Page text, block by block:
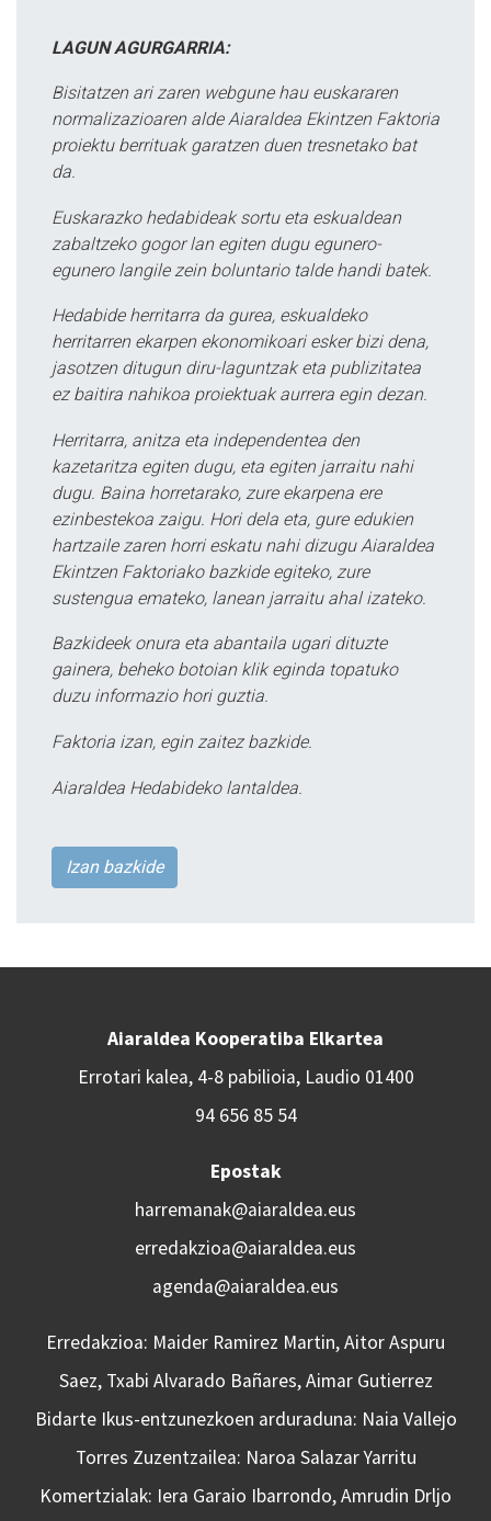
LAGUN AGURGARRIA:
Bisitatzen ari zaren webgune hau euskararen
normalizazioaren alde Aiaraldea Ekintzen Faktoria
proiektu berrituak garatzen duen tresnetako bat
da.
Euskarazko hedabideak sortu eta eskualdean
zabaltzeko gogor lan egiten dugu egunero-
egunero langile zein boluntario talde handi batek.
Hedabide herritarra da gurea, eskualdeko
herritarren ekarpen ekonomikoari esker bizi dena,
jasotzen ditugun diru-laguntzak eta publizitatea
ez baitira nahikoa proiektuak aurrera egin dezan.
Herritarra, anitza eta independentea den
kazetaritza egiten dugu, eta egiten jarraitu nahi
dugu. Baina horretarako, zure ekarpena ere
ezinbestekoa zaigu. Hori dela eta, gure edukien
hartzaile zaren horri eskatu nahi dizugu Aiaraldea
Ekintzen Faktoriako bazkide egiteko, zure
sustengua emateko, lanean jarraitu ahal izateko.
Bazkideek onura eta abantaila ugari dituzte
gainera, beheko botoian klik eginda topatuko
duzu informazio hori guztia.
Faktoria izan, egin zaitez bazkide.
Aiaraldea Hedabideko lantaldea.
Izan bazkide
Aiaraldea Kooperatiba Elkartea
Errotari kalea, 4-8 pabilioia, Laudio 01400
94 656 85 54
Epostak
harremanak@aiaraldea.eus
erredakzioa@aiaraldea.eus
agenda@aiaraldea.eus
Erredakzioa: Maider Ramirez Martin, Aitor Aspuru
Saez, Txabi Alvarado Bañares, Aimar Gutierrez
Bidarte Ikus-entzunezkoen arduraduna: Naia Vallejo
Torres Zuzentzailea: Naroa Salazar Yarritu
Komertzialak: Iera Garaio Ibarrondo, Amrudin Drljo